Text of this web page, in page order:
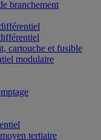
branchement
cartouche et fusible
modulaire
tertiaire